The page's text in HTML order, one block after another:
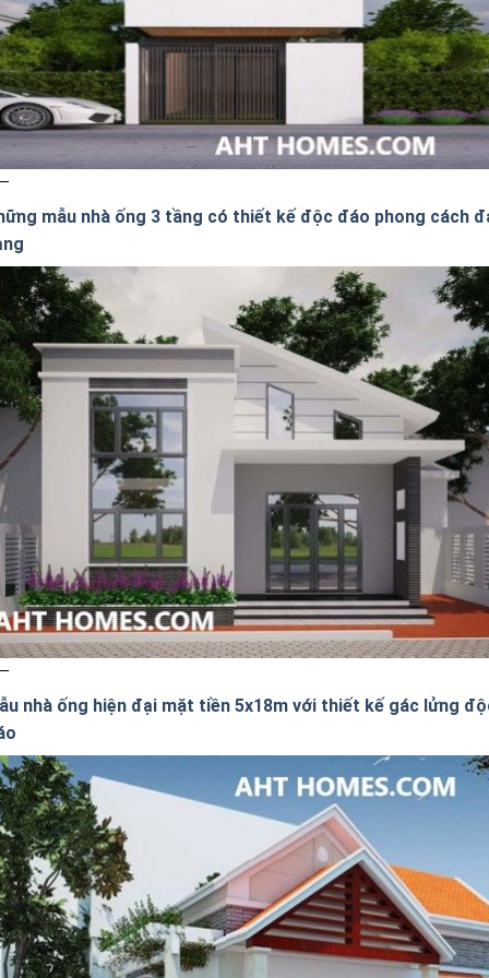
mẫu nhà ống 3 tầng có thiết kế độc đáo phong cách
nhà ống hiện đại mặt tiền 5x18m với thiết kế gác lửng